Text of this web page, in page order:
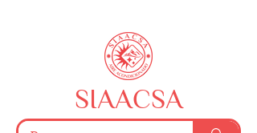
SIAACSA